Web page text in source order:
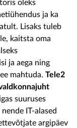
oleks
ja ka
Lisaks tuleb
kaitsta oma
ja aega ning
mahtuda. Tele2
suuruses
IT-alased
argipäev